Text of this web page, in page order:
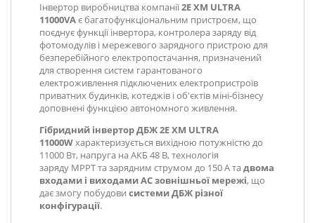
Інвертор виробництва компанії2E XM ULTRA
11000VAє багатофункціональним пристроєм, що
поєднує функції інвертора, контролера заряду від
фотомодулів і мережевого зарядного пристрою для
безперебійного електропостачання, призначений
для створення систем гарантованого
електроживлення підключених електропристроїв
приватних будинків, котеджів і об'єктів міні-бізнесу
доповнені функцією автономного живлення.
Гібридний інвертор ДБЖ 2E XM ULTRA
11000Wхарактеризується вихідною потужністю до
11000 Вт, напруга на АКБ 48 В, технологія
заряду МРРТ та зарядним струмом до 150 А тадвома
входами і виходами AC зовнішньої мережі, що
дає змогу побудови системи ДБЖ різної
конфігурації.